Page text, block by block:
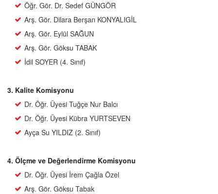
Öğr. Gör. Dr. Sedef GÜNGÖR
Arş. Gör. Dilara Berşan KONYALIGİL
Arş. Gör. Eylül SAĞUN
Arş. Gör. Göksu TABAK
İdil SOYER (4. Sınıf)
3. Kalite Komisyonu
Dr. Öğr. Üyesi Tuğçe Nur Balcı
Dr. Öğr. Üyesi Kübra YURTSEVEN
Ayça Su YILDIZ (2. Sınıf)
4. Ölçme ve Değerlendirme Komisyonu
Dr. Öğr. Üyesi İrem Çağla Özel
Arş. Gör. Göksu Tabak